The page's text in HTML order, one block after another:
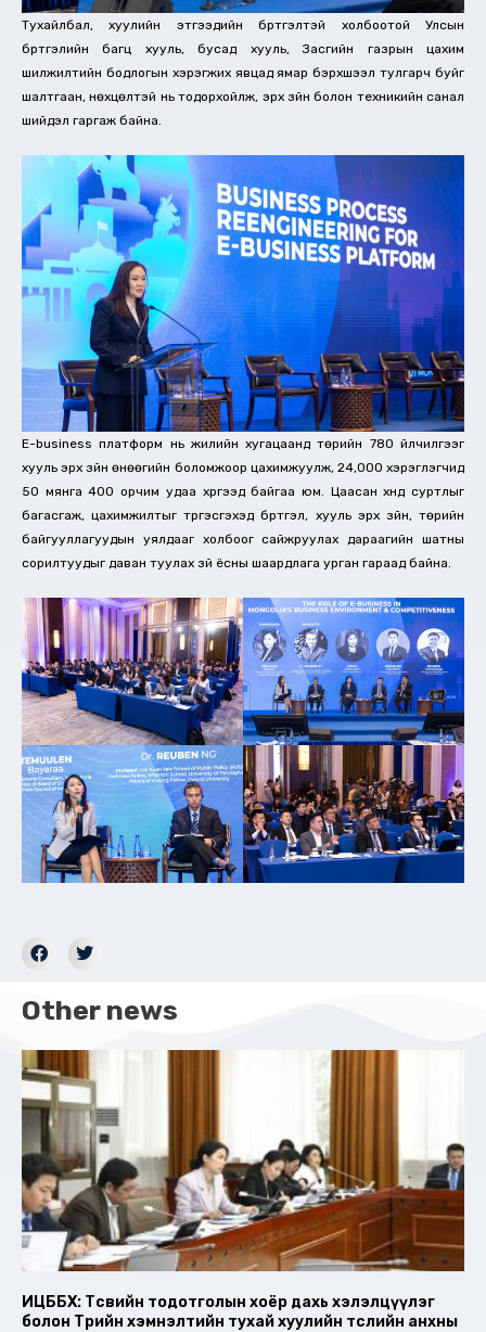
Тухайлбал, хуулийн этгээдийн бүртгэлтэй холбоотой Улсын
бүртгэлийн багц хууль, бусад хууль, Засгийн газрын цахим
шилжилтийн бодлогын хэрэгжих явцад ямар бэрхшээл тулгарч буйг
шалтгаан, нөхцөлтэй нь тодорхойлж, эрх зүйн болон техникийн санал
шийдэл гаргаж байна.
E-business платформ нь жилийн хугацаанд төрийн 780 үйлчилгээг
хууль эрх зүйн өнөөгийн боломжоор цахимжуулж, 24,000 хэрэглэгчид
50 мянга 400 орчим удаа хүргээд байгаа юм. Цаасан хүнд суртлыг
багасгаж, цахимжилтыг түргэсгэхэд бүртгэл, хууль эрх зүйн, төрийн
байгууллагуудын уялдааг холбоог сайжруулах дараагийн шатны
сорилтуудыг даван туулах зүй ёсны шаардлага урган гараад байна.
Other news
ИЦББХ: Төсвийн тодотголын хоёр дахь хэлэлцүүлэг
болон Төрийн хэмнэлтийн тухай хуулийн төслийн анхны